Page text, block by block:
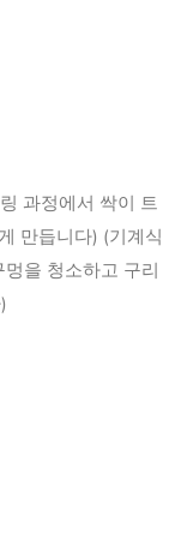
과정에서 싹이 트
만듭니다) (기계식
을 청소하고 구리